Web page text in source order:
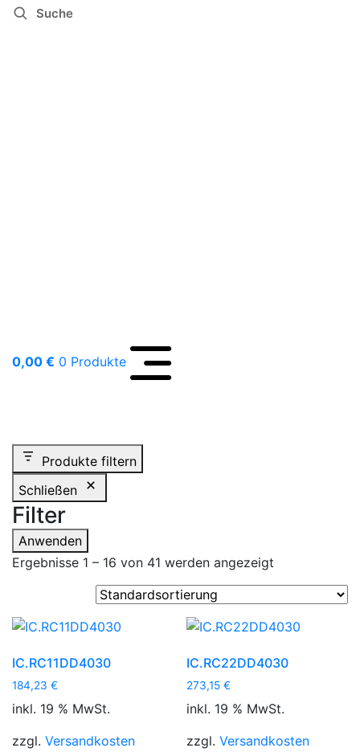
Suche
0,00 € 0 Produkte
Produkte filtern
Schließen
Filter
Anwenden
Ergebnisse 1 – 16 von 41 werden angezeigt
IC.RC11DD4030
184,23 €
inkl. 19 % MwSt.
zzgl. Versandkosten
IC.RC22DD4030
273,15€
inkl. 19 % MwSt.
zzgl.Versandkosten